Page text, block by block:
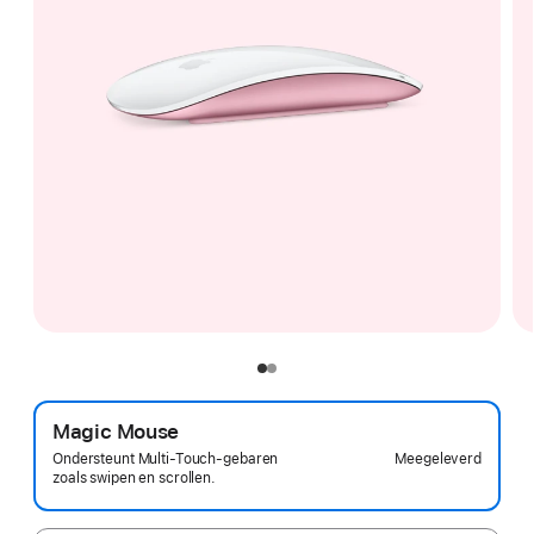
Magic Mouse
Ondersteunt Multi-Touch-gebaren
zoals swipen en scrollen.
Meegeleverd